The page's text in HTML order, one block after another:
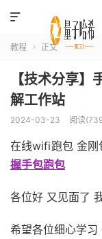

教程  正文
【技术分享
解工作站
2024-03-23 阅读
在线wifi跑包 金
握手包跑包
各位好 又见面了
希望各位细心学习